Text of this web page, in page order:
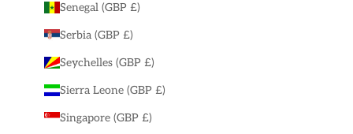
Senegal (GBP £)
Serbia (GBP £)
Seychelles (GBP £)
Sierra Leone (GBP £)
Singapore (GBP £)